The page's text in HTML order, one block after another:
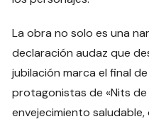
La obra no solo es una
declaración audaz que
jubilación marca el final
protagonistas de «Nits de
envejecimiento